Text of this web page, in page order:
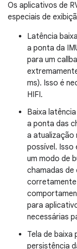
Os aplicativos de
especiais de
Latência
a ponta da
para um
ms). Isso é
HIFI.
Baixa
a ponta das
a atualização
possível. Isso
um modo de
chamadas de
para
necessárias
Tela de baixa
persistência